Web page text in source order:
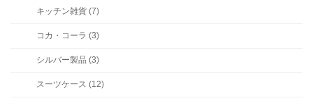
キッチン雑貨 (7)
コカ・コーラ (3)
シルバー製品 (3)
スーツケース (12)